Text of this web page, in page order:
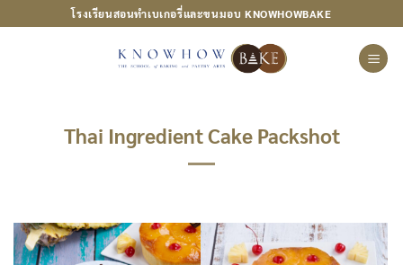
โรงเรียนสอนทำเบเกอรี่และขนมอบ KNOWHOWBAKE
Thai Ingredient Cake Packshot